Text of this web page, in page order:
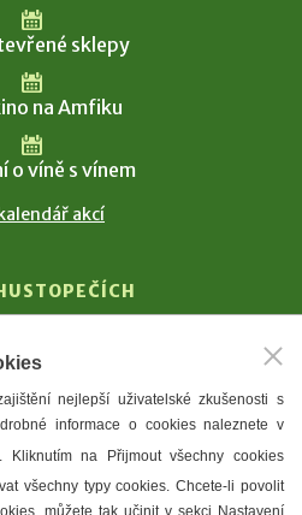
sklepy
na Amfiku
o víně s vínem
akcí
Masaryk
nejlepší uživatelské zkušenosti s
informace o cookies naleznete v
. Kliknutím na Přijmout všechny cookies
všechny typy cookies. Chcete-li povolit
můžete tak učinit v sekci Nastavení